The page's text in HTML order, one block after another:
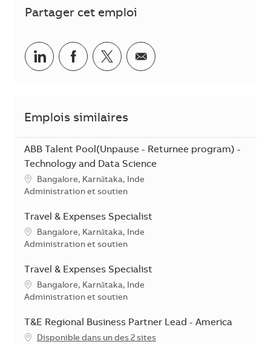
Partager cet emploi
Partager sur LinkedIn
Partager sur Facebook
Share via twitter
Partager par courriel
Emplois similaires
ABB Talent Pool(Unpause - Returnee program) -
Technology and Data Science
Emplacement
Bangalore, Karnātaka, Inde
Catégorie
Administration et soutien
Travel & Expenses Specialist
Emplacement
Bangalore, Karnātaka, Inde
Catégorie
Administration et soutien
Travel & Expenses Specialist
Emplacement
Bangalore, Karnātaka, Inde
Catégorie
Administration et soutien
T&E Regional Business Partner Lead - America
Disponible dans un des 2 sites